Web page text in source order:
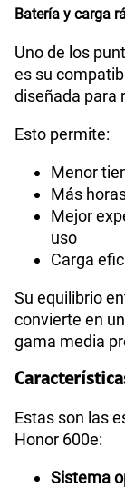
Batería y carga
Uno de los
es su
diseñada para
Esto permite:
Menor
Más
Mejor
uso
Carga
Su equilibrio
convierte en
gama media
Estas son las
Honor 600e:
Sistema